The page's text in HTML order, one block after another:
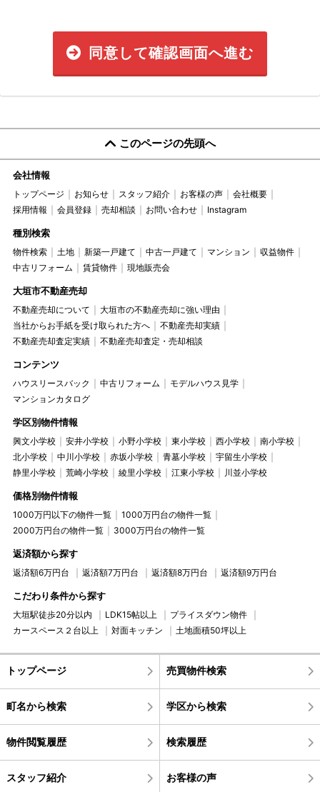
同意して確認画面へ進む
このページの先頭へ
会社情報
トップページ お知らせ スタッフ紹介 お客様の声
会社概要
採用情報
会員登録 売却相談 お問い合わせ Instagram
種別検索
物件検索 土地 新築一戸建て 中古一戸建て マンション
収益物件
中古リフォーム
賃貸物件 現地販売会
大垣市不動産売却
不動産売却について
大垣市の不動産売却に強い理由
当社からお手紙を受け取られた方へ
不動産売却実績
不動産売却査定実績
不動産売却査定・売却相談
コンテンツ
ハウスリースバック 中古リフォーム
モデルハウス見学
マンションカタログ
学区別物件情報
興文小学校 安井小学校 小野小学校 東小学校 西小学校
南小学校
北小学校
中川小学校 赤坂小学校 青墓小学校
宇留生小学校
静里小学校
荒崎小学校 綾里小学校 江東小学校 川並小学校
価格別物件情報
1000万円以下の物件一覧
1000万円台の物件一覧
2000万円台の物件一覧
3000万円台の物件一覧
返済額から探す
返済額6万円台 返済額7万円台 返済額8万円台 返済額9万円台
こだわり条件から探す
大垣駅徒歩20分以内 LDK15帖以上
プライスダウン物件
カースペース２台以上
対面キッチン 土地面積50坪以上
トップページ 売買物件検索
町名から検索 学区から検索
物件閲覧履歴 検索履歴
スタッフ紹介 お客様の声